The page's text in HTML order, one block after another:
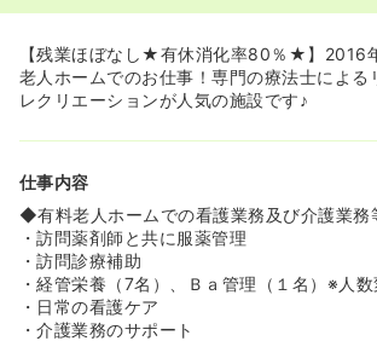
その他、併設しているデイサービスでの
などイベントも豊富で、笑顔で楽しみな
ます！
≪看護経験を活かしながら介護施設で働く
◆看護業務と介護業務のすみわけがしっか
今までの看護経験を活かして働きたい方に
す！
◆未経験の方でも安心の教育体制がござい
の先輩看護師が、1ヶ月一緒にお仕事をし
◆eラーニングも導入しており、働く上で
つけることができます！
【残業ほぼなし★有休消化率80％★】2016
老人ホームでのお仕事！専門の療法士による
レクリエーションが人気の施設です♪
仕事内容
◆有料老人ホームでの看護業務及び介護業務
・訪問薬剤師と共に服薬管理
・訪問診療補助
・経管栄養（7名）、Ｂａ管理（１名）※人
・日常の看護ケア
・介護業務のサポート